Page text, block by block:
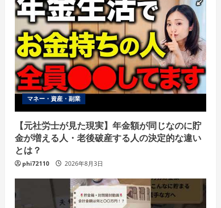
マネー・資産・副業
【元社労士が見た現実】年金額が同じなのに貯
金が増える人・老後破産する人の決定的な違い
とは？
phi72110 2026年8月3日